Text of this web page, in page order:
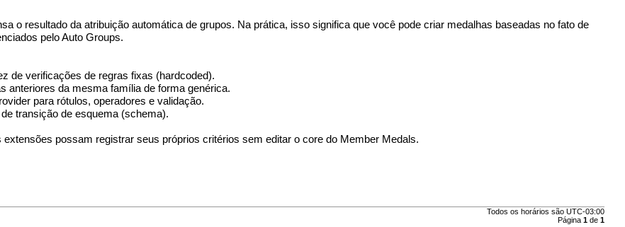
o resultado da atribuição automática de grupos. Na prática, isso significa que você pode criar medalhas baseadas no fato de
pelo Auto Groups.
de verificações de regras fixas (hardcoded).
anteriores da mesma família de forma genérica.
para rótulos, operadores e validação.
transição de esquema (schema).
possam registrar seus próprios critérios sem editar o core do Member Medals.
Todos os horários são UTC-03:00
Página 1de 1